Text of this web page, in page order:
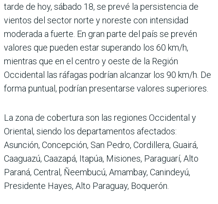
tarde de hoy, sábado 18, se prevé la persistencia de
vientos del sector norte y noreste con intensidad
moderada a fuerte. En gran parte del país se prevén
valores que pueden estar superando los 60 km/h,
mientras que en el centro y oeste de la Región
Occidental las ráfagas podrían alcanzar los 90 km/h. De
forma puntual, podrían presentarse valores superiores.
La zona de cobertura son las regiones Occidental y
Oriental, siendo los departamentos afectados:
Asunción, Concepción, San Pedro, Cordillera, Guairá,
Caaguazú, Caazapá, Itapúa, Misiones, Paraguarí, Alto
Paraná, Central, Ñeembucú, Amambay, Canindeyú,
Presidente Hayes, Alto Paraguay, Boquerón.